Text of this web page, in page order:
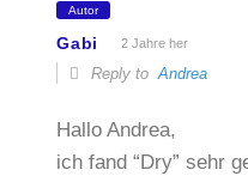
Autor
Gabi 2 Jahre her
Reply toAndrea
Hallo Andrea,
ich fand “Dry” sehr